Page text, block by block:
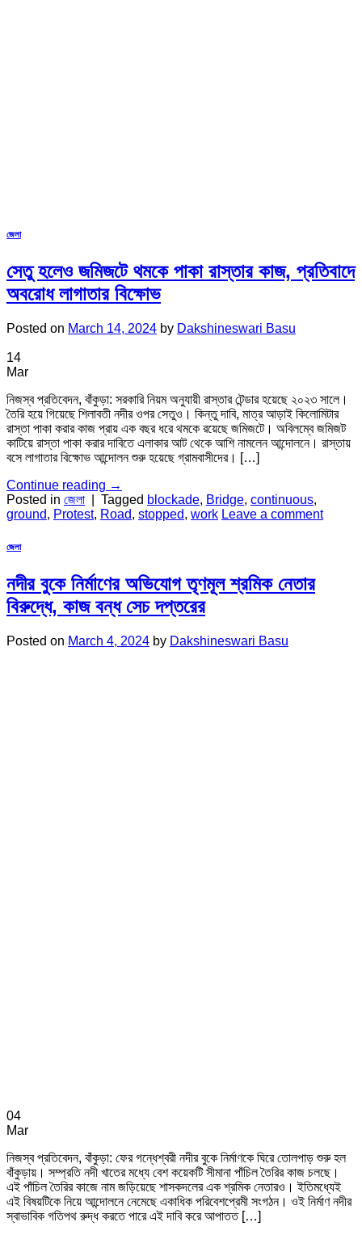
জেলা
সেতু হলেও জমিজটে থমকে পাকা রাস্তার কাজ, প্রতিবাদে
অবরোধ লাগাতার বিক্ষোভ
Posted on March 14, 2024 by Dakshineswari Basu
14
Mar
নিজস্ব প্রতিবেদন, বাঁকুড়া: সরকারি নিয়ম অনুযায়ী রাস্তার টেন্ডার হয়েছে ২০২৩ সালে।
তৈরি হয়ে গিয়েছে শিলাবতী নদীর ওপর সেতুও। কিন্তু দাবি, মাত্র আড়াই কিলোমিটার
রাস্তা পাকা করার কাজ প্রায় এক বছর ধরে থমকে রয়েছে জমিজটে। অবিলম্বে জমিজট
কাটিয়ে রাস্তা পাকা করার দাবিতে এলাকার আট থেকে আশি নামলেন আন্দোলনে। রাস্তায়
বসে লাগাতার বিক্ষোভ আন্দোলন শুরু হয়েছে গ্রামবাসীদের। […]
Continue reading →
Posted in জেলা Tagged blockade, Bridge, continuous,
ground, Protest, Road, stopped, work Leave a comment
জেলা
নদীর বুকে নির্মাণের অভিযোগ তৃণমূল শ্রমিক নেতার
বিরুদ্ধে, কাজ বন্ধ সেচ দপ্তরের
Posted on March 4, 2024 by Dakshineswari Basu
04
Mar
নিজস্ব প্রতিবেদন, বাঁকুড়া: ফের গন্ধেশ্বরী নদীর বুকে নির্মাণকে ঘিরে তোলপাড় শুরু হল
বাঁকুড়ায়। সম্প্রতি নদী খাতের মধ্যে বেশ কয়েকটি সীমানা পাঁচিল তৈরির কাজ চলছে।
এই পাঁচিল তৈরির কাজে নাম জড়িয়েছে শাসকদলের এক শ্রমিক নেতারও। ইতিমধ্যেই
এই বিষয়টিকে নিয়ে আন্দোলনে নেমেছে একাধিক পরিবেশপ্রেমী সংগঠন। ওই নির্মাণ নদীর
স্বাভাবিক গতিপথ রুদ্ধ করতে পারে এই দাবি করে আপাতত […]